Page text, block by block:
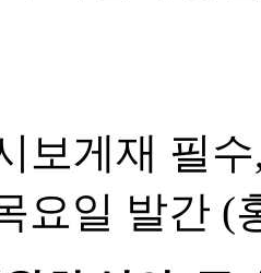
보게재 필
요일 발간 (